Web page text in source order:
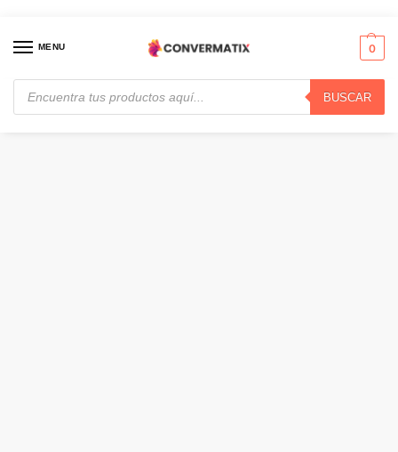
MENU
BUSCAR
0
Inicio / Accesorios para Computadores Xtech – USB cable – 4 pin USB Type A · XTC-512